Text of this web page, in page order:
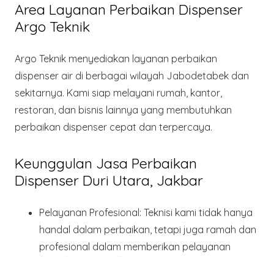
Area Layanan Perbaikan Dispenser
Argo Teknik
Argo Teknik menyediakan layanan perbaikan
dispenser air di berbagai wilayah Jabodetabek dan
sekitarnya. Kami siap melayani rumah, kantor,
restoran, dan bisnis lainnya yang membutuhkan
perbaikan dispenser cepat dan terpercaya.
Keunggulan Jasa Perbaikan
Dispenser Duri Utara, Jakbar
Pelayanan Profesional: Teknisi kami tidak hanya
handal dalam perbaikan, tetapi juga ramah dan
profesional dalam memberikan pelayanan